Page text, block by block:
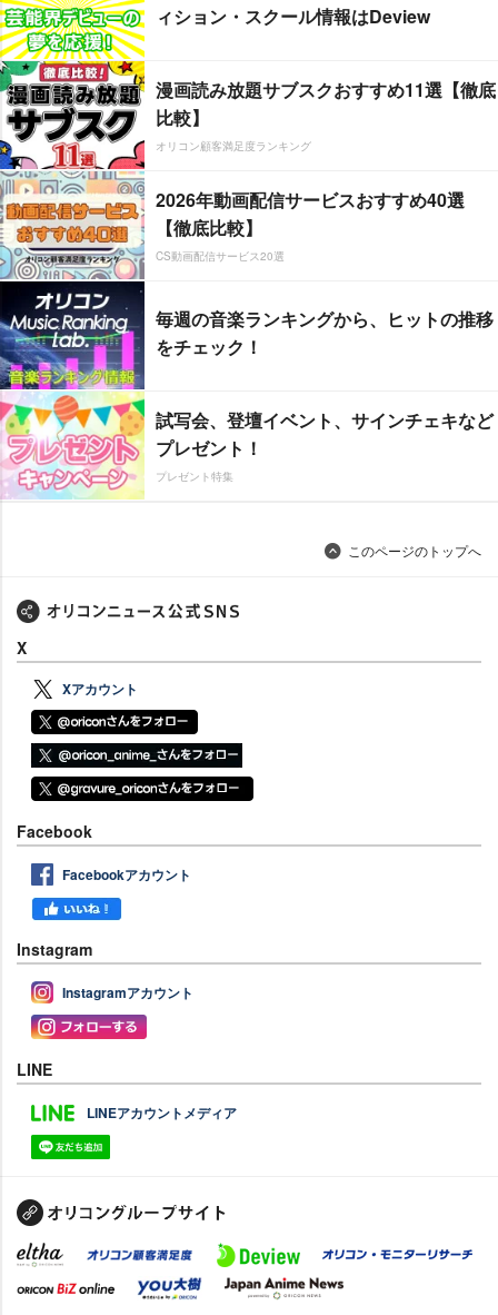
ィション・スクール情報はDeview
漫画読み放題サブスクおすすめ11選【徹底
比較】
オリコン顧客満足度ランキング
2026年動画配信サービスおすすめ40選
【徹底比較】
CS動画配信サービス20選
毎週の音楽ランキングから、ヒットの推移
をチェック！
試写会、登壇イベント、サインチェキなど
プレゼント！
プレゼント特集
このページのトップへ
X
Xアカウント
Facebook
Facebookアカウント
Instagram
Instagramアカウント
LINE
LINEアカウントメディア